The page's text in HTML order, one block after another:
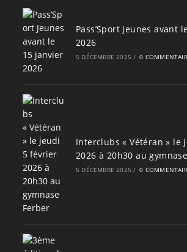
Pass’Sport Jeunes avant
2026
5 DÉCEMBRE 2025 / 0
Interclubs « Vétéran » le
2026 à 20h30 au
5 DÉCEMBRE 2025 / 0